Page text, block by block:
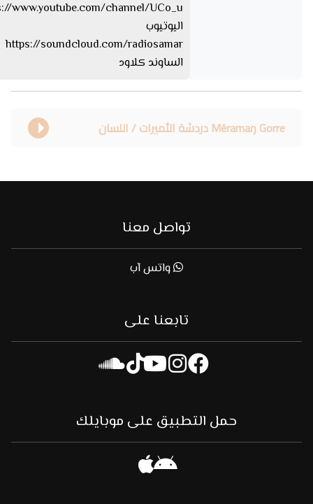
اليوتيوب
https://soundcloud.com/radiosamar
الساوند كلاود
Mêramaŋ Gorre دردشة الأميرات / اللسان
تواصل معنا
واتس آب
تابعنا على
حمل التطبيق على موبايلك